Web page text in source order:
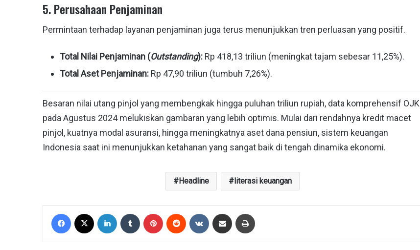
5. Perusahaan Penjaminan
Permintaan terhadap layanan penjaminan juga terus menunjukkan tren perluasan yang positif.
Total Nilai Penjaminan (Outstanding): Rp 418,13 triliun (meningkat tajam sebesar 11,25%).
Total Aset Penjaminan: Rp 47,90 triliun (tumbuh 7,26%).
Besaran nilai utang pinjol yang membengkak hingga puluhan triliun rupiah, data komprehensif OJK
pada Agustus 2024 melukiskan gambaran yang lebih optimis. Mulai dari rendahnya kredit macet
pinjol, kuatnya modal asuransi, hingga meningkatnya aset dana pensiun, sistem keuangan
Indonesia saat ini menunjukkan ketahanan yang sangat baik di tengah dinamika ekonomi.
Headline literasi keuangan